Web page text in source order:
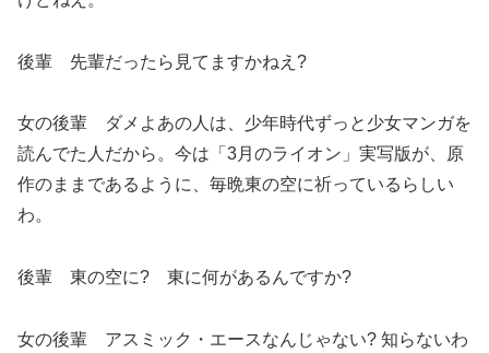
後輩 先輩だったら見てますかねえ?
女の後輩 ダメよあの人は、少年時代ずっと少女マンガを
読んでた人だから。今は「3月のライオン」実写版が、原
作のままであるように、毎晩東の空に祈っているらしい
わ。
後輩 東の空に? 東に何があるんですか?
女の後輩 アスミック・エースなんじゃない? 知らないわ